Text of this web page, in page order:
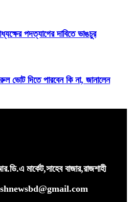
পদত্যাগের দাবিতে ভাঙচুর
ভোট দিতে পারবেন কি না, জানালেন
মার্কেট,সাহেব বাজার,রাজশাহী